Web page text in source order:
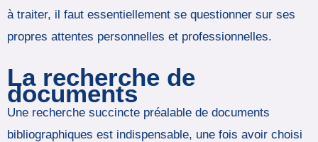
à traiter, il faut essentiellement se questionner sur ses
propres attentes personnelles et professionnelles.
La recherche de
documents
Une recherche succincte préalable de documents
bibliographiques est indispensable, une fois avoir choisi